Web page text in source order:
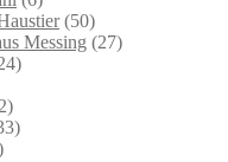
(50)
Messing (27)